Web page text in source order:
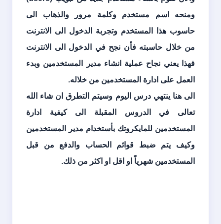
ومنحه اسم مستخدم وكلمة مرور والذهاب الى
حاسوب هذا المستخدم وتجربة الدخول الى الانترنت
من خلال حاسبته فأن نجح في الدخول الى الانترنت
فهذا يعني نجاح عملية انشاء مدير المستخدمين وبدء
العمل على ادارة المستخدمين من خلاله.
الى هنا ينتهي درس اليوم وسيتم التطرق ان شاء الله
تعالى في الدروس المقبلة الى كيفية ادارة
المستخدمين للمايكروتك بأستخدام مدير المستخدمين
وكيف يتم ضبط قوائم الحساب والدفع من قبل
المستخدمين شهرياً او اقل او اكثر من ذلك.